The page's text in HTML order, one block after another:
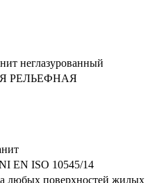
неглазурованный
РЕЛЬЕФНАЯ
EN ISO 10545/14
любых поверхностей жилых